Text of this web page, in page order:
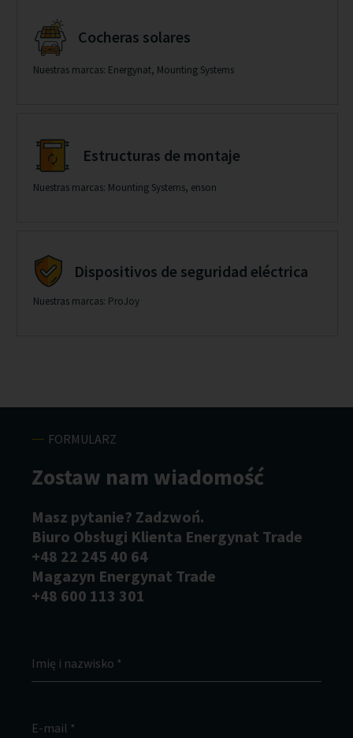
Cocheras solares
Nuestras marcas: Energynat, Mounting Systems
Estructuras de montaje
Nuestras marcas: Mounting Systems, enson
Dispositivos de seguridad eléctrica
Nuestras marcas: ProJoy
FORMULARZ
Zostaw nam wiadomość
Masz pytanie? Zadzwoń.
Biuro Obsługi Klienta Energynat Trade
+48 22 245 40 64
Magazyn Energynat Trade
+48 600 113 301